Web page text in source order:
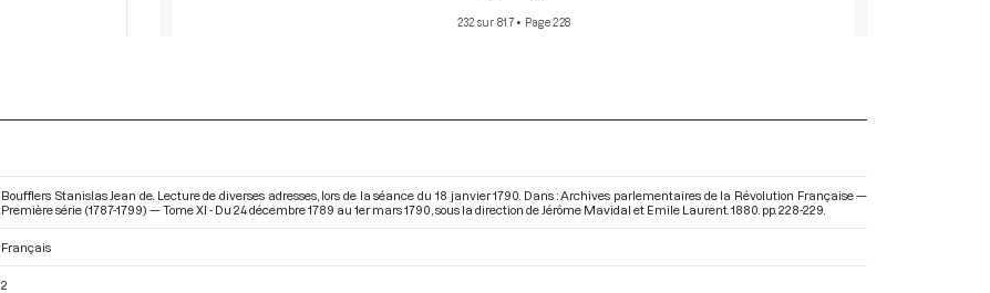
232 sur 817• Page 228
Boufflers Stanislas Jean de. Lecture de diverses adresses, lors de la séance du 18 janvier 1790. Dans : Archives parlementaires de la Révolution Française —
Première série (1787-1799) — Tome XI - Du 24 décembre 1789 au 1er mars 1790 , sous la direction de Jérôme Mavidal et Emile Laurent. 1880. pp. 228-229.
Français
2